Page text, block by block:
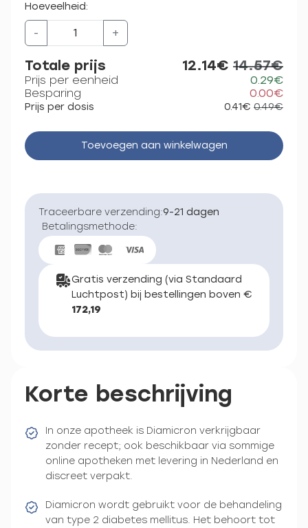
Hoeveelheid:
- +
Totale prijs 12.14€ 14.57€
Prijs per eenheid
0.29€
Besparing
0.00€
Prijs per dosis 0.41€ 0.49€
Toevoegen aan winkelwagen
Traceerbare verzending:9-21 dagen
Betalingsmethode:
Gratis verzending (via Standaard
Luchtpost) bij bestellingen boven €
172,19
Korte beschrijving
In onze apotheek is Diamicron verkrijgbaar
zonder recept; ook beschikbaar via sommige
online apotheken met levering in Nederland en
discreet verpakt.
Diamicron wordt gebruikt voor de behandeling
van type 2 diabetes mellitus. Het behoort tot